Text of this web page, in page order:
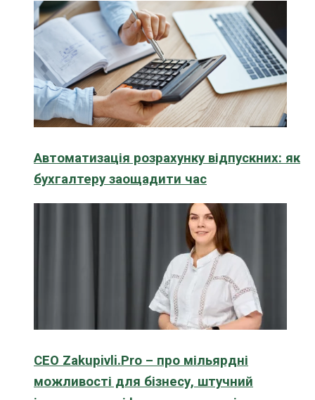
Автоматизація розрахунку відпускних: як
бухгалтеру заощадити час
CEO Zakupivli.Pro – про мільярдні
можливості для бізнесу, штучний